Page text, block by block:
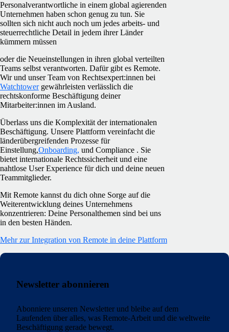
Personalverantwortliche in einem global agierenden
Unternehmen haben schon genug zu tun. Sie
sollten sich nicht auch noch um jedes arbeits- und
steuerrechtliche Detail in jedem ihrer Länder
kümmern müssen
oder die Neueinstellungen in ihren global verteilten
Teams selbst verantworten. Dafür gibt es Remote.
Wir und unser Team von Rechtsexpert:innen bei
Watchtowergewährleisten verlässlich die
rechtskonforme Beschäftigung deiner
Mitarbeiter:innen im Ausland.
Überlass uns die Komplexität der internationalen
Beschäftigung. Unsere Plattform vereinfacht die
länderübergreifenden Prozesse für
Einstellung,Onboarding, und Compliance . Sie
bietet internationale Rechtssicherheit und eine
nahtlose User Experience für dich und deine neuen
Teammitglieder.
Mit Remote kannst du dich ohne Sorge auf die
Weiterentwicklung deines Unternehmens
konzentrieren: Deine Personalthemen sind bei uns
in den besten Händen.
Mehr zur Integration von Remote in deine Plattform
Newsletter abonnieren
Abonniere unseren Newsletter und bleibe auf dem
Laufenden über alles, was Remote-Arbeit und die weltweite
Beschäftigung gerade bewegt.